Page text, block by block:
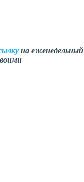
на еженедельный